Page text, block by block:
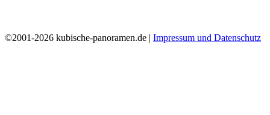
©2001-2026 kubische-panoramen.de | Impressum und Datenschutz